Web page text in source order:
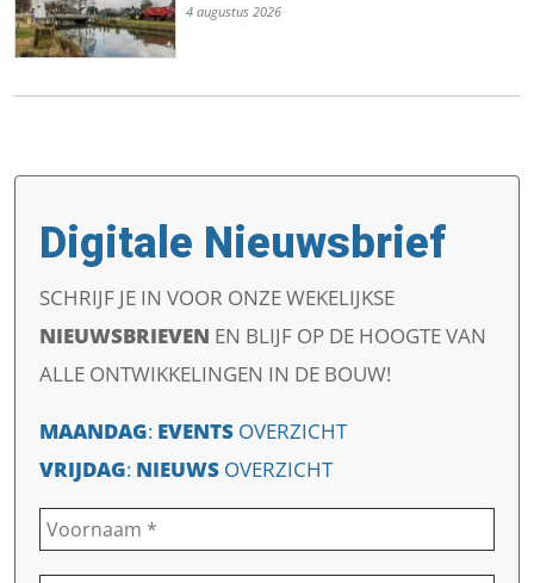
4 augustus 2026
Digitale Nieuwsbrief
SCHRIJF JE IN VOOR ONZE WEKELIJKSE
NIEUWSBRIEVEN EN BLIJF OP DE HOOGTE VAN
ALLE ONTWIKKELINGEN IN DE BOUW!
MAANDAG: EVENTS OVERZICHT
VRIJDAG: NIEUWS OVERZICHT